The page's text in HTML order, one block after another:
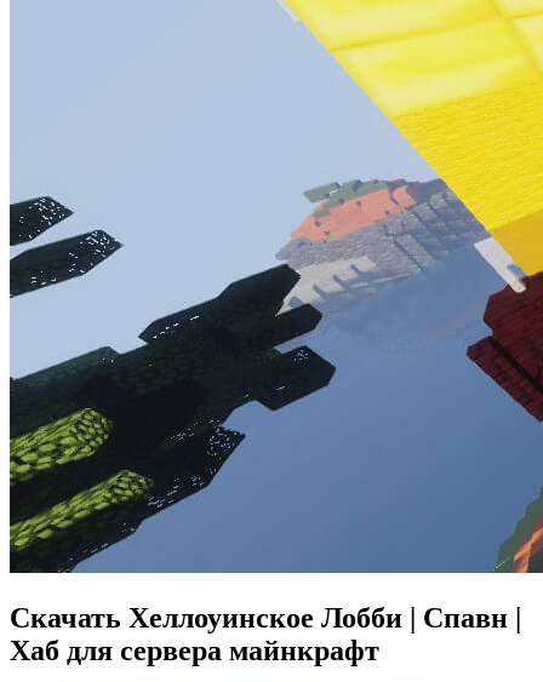
Скачать Хеллоуинское Лобби | Спавн |
Хаб для сервера майнкрафт